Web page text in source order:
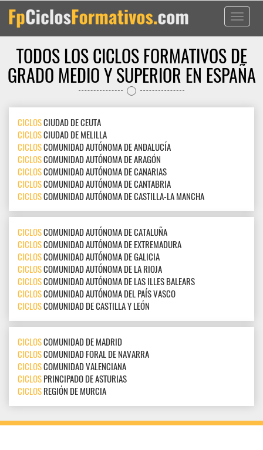
Toggle
TODOS LOS CICLOS FORMATIVOS DE
GRADO MEDIO Y SUPERIOR EN ESPAÑA
CICLOSCIUDAD DE CEUTA
CICLOSCIUDAD DE MELILLA
CICLOSCOMUNIDAD AUTÓNOMA DE ANDALUCÍA
CICLOSCOMUNIDAD AUTÓNOMA DE ARAGÓN
CICLOSCOMUNIDAD AUTÓNOMA DE CANARIAS
CICLOSCOMUNIDAD AUTÓNOMA DE CANTABRIA
CICLOSCOMUNIDAD AUTÓNOMA DE CASTILLA-LA MANCHA
CICLOSCOMUNIDAD AUTÓNOMA DE CATALUÑA
CICLOSCOMUNIDAD AUTÓNOMA DE EXTREMADURA
CICLOSCOMUNIDAD AUTÓNOMA DE GALICIA
CICLOSCOMUNIDAD AUTÓNOMA DE LA RIOJA
CICLOSCOMUNIDAD AUTÓNOMA DE LAS ILLES BALEARS
CICLOSCOMUNIDAD AUTÓNOMA DEL PAÍS VASCO
CICLOSCOMUNIDAD DE CASTILLA Y LEÓN
CICLOSCOMUNIDAD DE MADRID
CICLOSCOMUNIDAD FORAL DE NAVARRA
CICLOSCOMUNIDAD VALENCIANA
CICLOSPRINCIPADO DE ASTURIAS
CICLOSREGIÓN DE MURCIA